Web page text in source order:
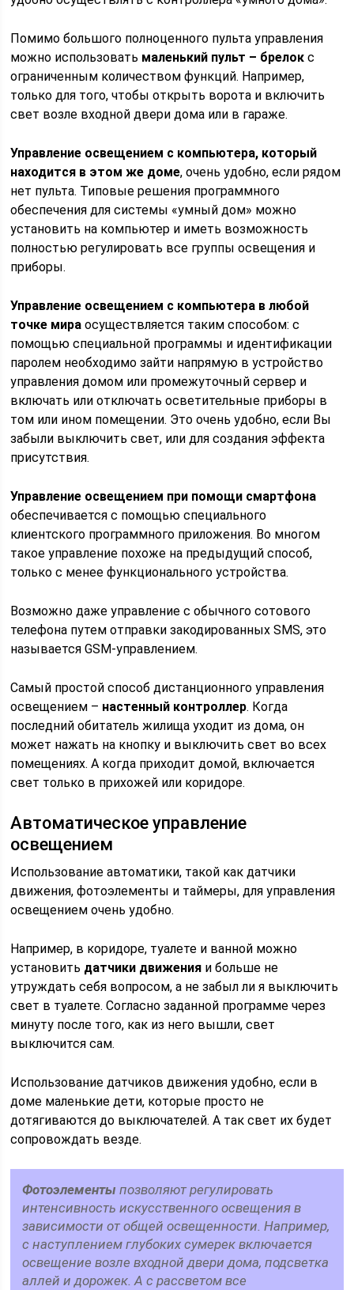
Помимо большого полноценного пульта управления
можно использовать маленький пульт – брелок с
ограниченным количеством функций. Например,
только для того, чтобы открыть ворота и включить
свет возле входной двери дома или в гараже.
Управление освещением с компьютера, который
находится в этом же доме, очень удобно, если рядом
нет пульта. Типовые решения программного
обеспечения для системы «умный дом» можно
установить на компьютер и иметь возможность
полностью регулировать все группы освещения и
приборы.
Управление освещением с компьютера в любой
точке мира осуществляется таким способом: с
помощью специальной программы и идентификации
паролем необходимо зайти напрямую в устройство
управления домом или промежуточный сервер и
включать или отключать осветительные приборы в
том или ином помещении. Это очень удобно, если Вы
забыли выключить свет, или для создания эффекта
присутствия.
Управление освещением при помощи смартфона
обеспечивается с помощью специального
клиентского программного приложения. Во многом
такое управление похоже на предыдущий способ,
только с менее функционального устройства.
Возможно даже управление с обычного сотового
телефона путем отправки закодированных SMS, это
называется GSM-управлением.
Самый простой способ дистанционного управления
освещением – настенный контроллер. Когда
последний обитатель жилища уходит из дома, он
может нажать на кнопку и выключить свет во всех
помещениях. А когда приходит домой, включается
свет только в прихожей или коридоре.
Автоматическое управление
освещением
Использование автоматики, такой как датчики
движения, фотоэлементы и таймеры, для управления
освещением очень удобно.
Например, в коридоре, туалете и ванной можно
установить датчики движения и больше не
утруждать себя вопросом, а не забыл ли я выключить
свет в туалете. Согласно заданной программе через
минуту после того, как из него вышли, свет
выключится сам.
Использование датчиков движения удобно, если в
доме маленькие дети, которые просто не
дотягиваются до выключателей. А так свет их будет
сопровождать везде.
Фотоэлементы позволяют регулировать
интенсивность искусственного освещения в
зависимости от общей освещенности. Например,
с наступлением глубоких сумерек включается
освещение возле входной двери дома, подсветка
аллей и дорожек. А с рассветом все